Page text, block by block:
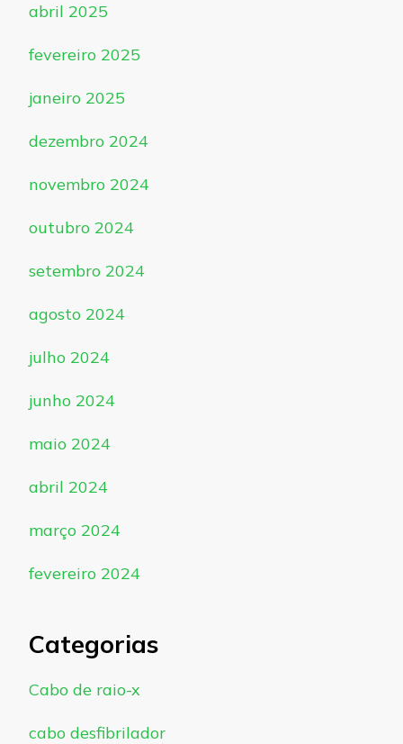
abril 2025
fevereiro 2025
janeiro 2025
dezembro 2024
novembro 2024
outubro 2024
setembro 2024
agosto 2024
julho 2024
junho 2024
maio 2024
abril 2024
março 2024
fevereiro 2024
Categorias
Cabo de raio-x
cabo desfibrilador